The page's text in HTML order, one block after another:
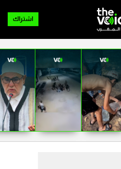
اشتراك